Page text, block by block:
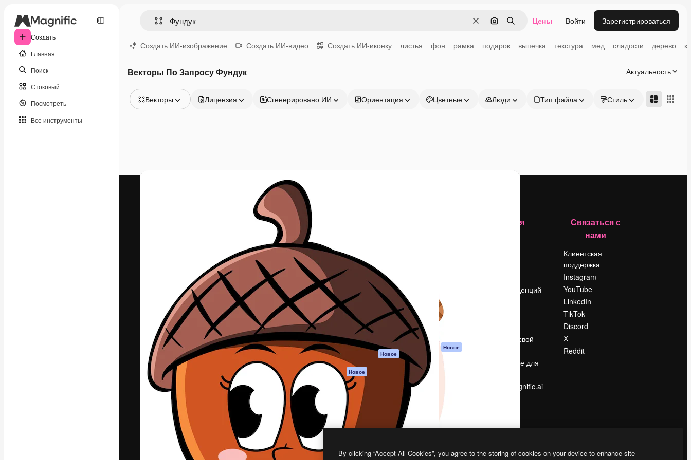
Создать
Главная
Поиск
Стоковый
Посмотреть
Все инструменты
ОчиститьПоиск по изображению
Поиск Цены Войти Зарегистрироваться
Создать ИИ-изображение Создать ИИ-видео Создать ИИ-иконку листья фон рамка подарок выпечка текстура мед сладости дерево
Векторы По Запросу Фундук Актуальность
Векторы
Видео
Лицензия Сгенерировано ИИ Ориентация Цветные Люди Тип файла Стиль Адвансд
Креативная платформа для создания
ваших лучших работ. Более 1 миллиона
подписчиков среди креаторов,
предприятий, агентств и студий.
Pусский
ИИ-помощник
Генератор
изображений ИИ
Генератор видео
ИИ
Генератор голоса
на основе ИИ
Стоковый контент
MCP для
Claude/ChatGPT
Новое
Агенты Новое
Мобильное
приложение
Все инструменты
Magnific
Условия и
положения
Политика
конфиденциальности
Оригиналы Новое
Политика файлов
cookie
Центр доверия
Партнеры
Предприятие
Компания
Поиск тенденций
Продайте свой
Помещение для
Ищете magnific.ai
Связаться с
нами
Клиентская
поддержка
Instagram
YouTube
LinkedIn
TikTok
Discord
X
Reddit
By clicking “Accept All Cookies”, you agree to the storing of cookies on your device to enhance site